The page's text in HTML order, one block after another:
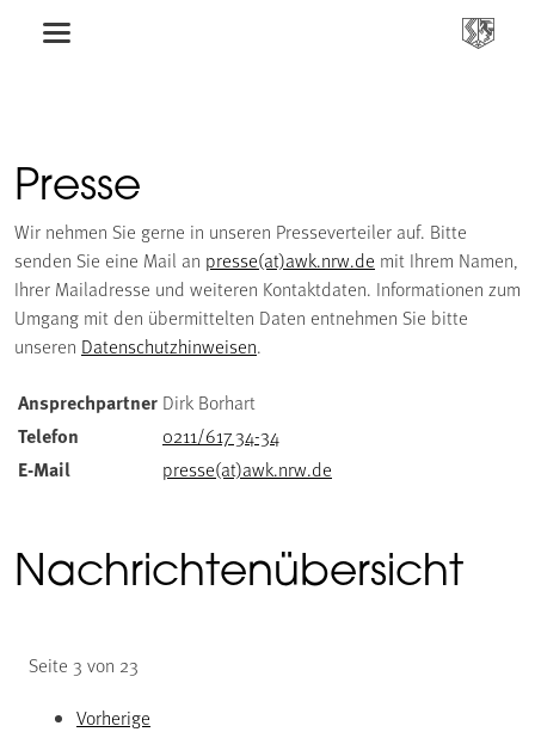
Presse
Wir nehmen Sie gerne in unseren Presseverteiler auf. Bitte
senden Sie eine Mail an presse(at)awk.nrw.de mit Ihrem Namen,
Ihrer Mailadresse und weiteren Kontaktdaten. Informationen zum
Umgang mit den übermittelten Daten entnehmen Sie bitte
unseren Datenschutzhinweisen.
Ansprechpartner Dirk Borhart
Telefon 0211/617 34-34
E-Mail presse(at)awk.nrw.de
Nachrichtenübersicht
Seite 3 von 23
Vorherige